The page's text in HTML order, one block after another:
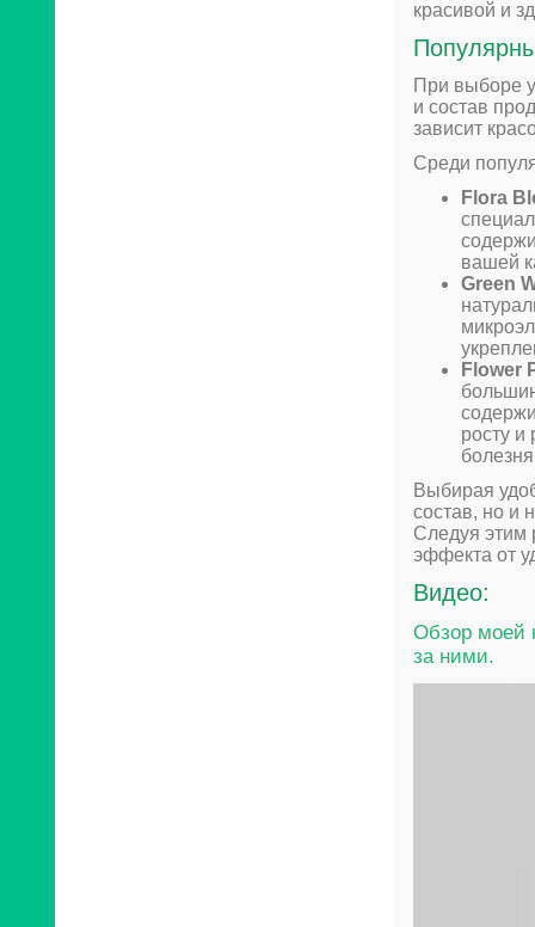
красивой и
При выборе
и состав
зависит
Среди
Flora
вашей
Green
Flower
росту и
Выбирая
состав, но и
Следуя этим
эффекта от
Видео:
Обзор моей
за ними.